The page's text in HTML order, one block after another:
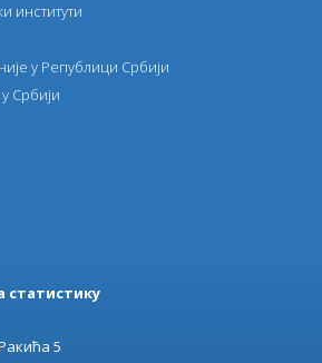
институти
у Републици Србији
Србији
статистику
5